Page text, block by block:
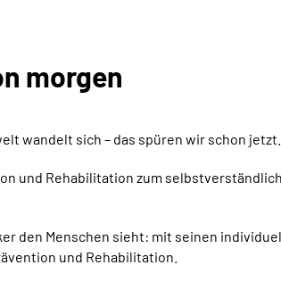
morgen
wandelt sich – das spüren wir schon jetzt.
und Rehabilitation zum
den Menschen sieht: mit seinen
und Rehabilitation.